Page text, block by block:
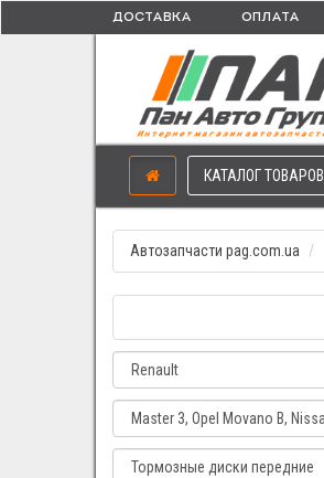
ДОСТАВКА ОПЛАТА
КАТАЛОГ ТОВАРОВ
Автозапчасти pag.com.ua